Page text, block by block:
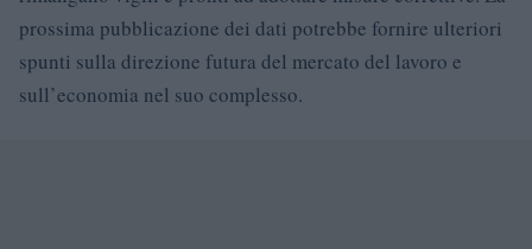
prossima pubblicazione dei dati potrebbe fornire ulteriori
spunti sulla direzione futura del mercato del lavoro e
sull’economia nel suo complesso.